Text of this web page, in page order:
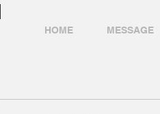
HOME MESSAGE